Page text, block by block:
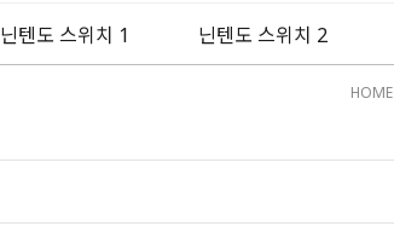
닌텐도 스위치 1 닌텐도 스위치 2
HOME